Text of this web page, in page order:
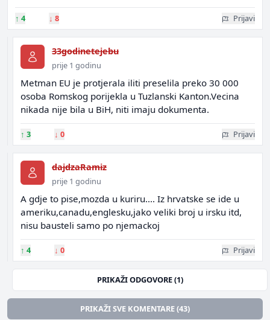
↑ 4 ↓ 8 Prijavi
33godinetejebu
prije 1 godinu
Metman EU je protjerala iliti preselila preko 30 000
osoba Romskog porijekla u Tuzlanski Kanton.Vecina
nikada nije bila u BiH, niti imaju dokumenta.
↑ 3 ↓ 0 Prijavi
dajdzaRamiz
prije 1 godinu
A gdje to pise,mozda u kuriru.... Iz hrvatske se ide u
ameriku,canadu,englesku,jako veliki broj u irsku itd,
nisu bausteli samo po njemackoj
↑ 4 ↓ 0 Prijavi
PRIKAŽI ODGOVORE (1)
PRIKAŽI SVE KOMENTARE (43)